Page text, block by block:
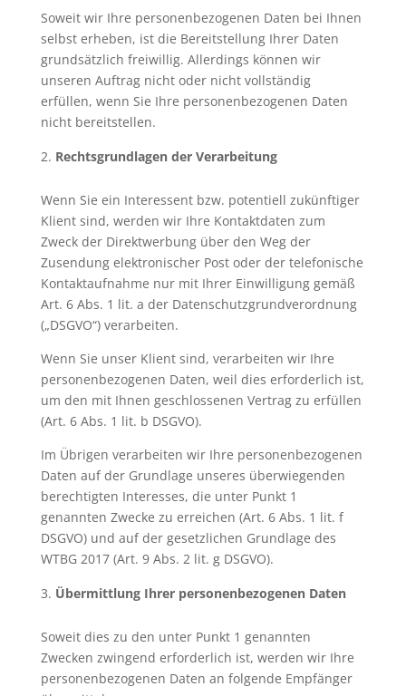
Soweit wir Ihre personenbezogenen Daten bei Ihnen
selbst erheben, ist die Bereitstellung Ihrer Daten
grundsätzlich freiwillig. Allerdings können wir
unseren Auftrag nicht oder nicht vollständig
erfüllen, wenn Sie Ihre personenbezogenen Daten
nicht bereitstellen.
Rechtsgrundlagen der Verarbeitung
Wenn Sie ein Interessent bzw. potentiell zukünftiger
Klient sind, werden wir Ihre Kontaktdaten zum
Zweck der Direktwerbung über den Weg der
Zusendung elektronischer Post oder der telefonische
Kontaktaufnahme nur mit Ihrer Einwilligung gemäß
Art. 6 Abs. 1 lit. a der Datenschutzgrundverordnung
(„DSGVO“) verarbeiten.
Wenn Sie unser Klient sind, verarbeiten wir Ihre
personenbezogenen Daten, weil dies erforderlich ist,
um den mit Ihnen geschlossenen Vertrag zu erfüllen
(Art. 6 Abs. 1 lit. b DSGVO).
Im Übrigen verarbeiten wir Ihre personenbezogenen
Daten auf der Grundlage unseres überwiegenden
berechtigten Interesses, die unter Punkt 1
genannten Zwecke zu erreichen (Art. 6 Abs. 1 lit. f
DSGVO) und auf der gesetzlichen Grundlage des
WTBG 2017 (Art. 9 Abs. 2 lit. g DSGVO).
Übermittlung Ihrer personenbezogenen Daten
Soweit dies zu den unter Punkt 1 genannten
Zwecken zwingend erforderlich ist, werden wir Ihre
personenbezogenen Daten an folgende Empfänger